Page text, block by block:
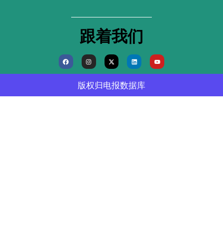
跟着我们
F
a
c
e
k
I
n
s
t
a
g
a
X
-
t
w
t
e
L
i
n
k
e
d
n
Y
o
u
t
版权归电报数据库